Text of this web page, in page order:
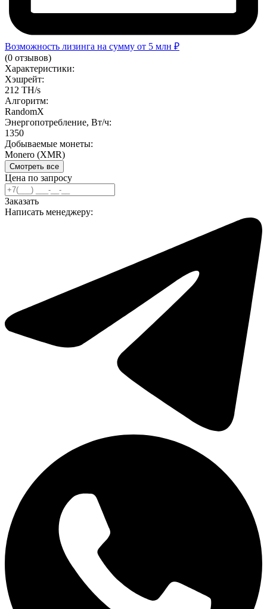
Возможность лизинга на сумму от 5 млн ₽
(0 отзывов)
Характеристики:
Хэшрейт:
212 TH/s
Алгоритм:
RandomX
Энергопотребление, Вт/ч:
1350
Добываемые монеты:
Monero (XMR)
Смотреть все
Цена по запросу
Заказать
Написать менеджеру: